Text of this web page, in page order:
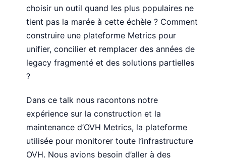
choisir un outil quand les plus populaires ne
tient pas la marée à cette échèle ? Comment
construire une plateforme Metrics pour
unifier, concilier et remplacer des années de
legacy fragmenté et des solutions partielles
?
Dans ce talk nous racontons notre
expérience sur la construction et la
maintenance d’OVH Metrics, la plateforme
utilisée pour monitorer toute l’infrastructure
OVH. Nous avions besoin d’aller à des